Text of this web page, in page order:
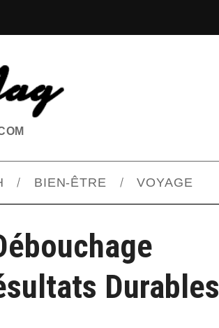
BIEN-ÊTRE VOYAGE
Durables